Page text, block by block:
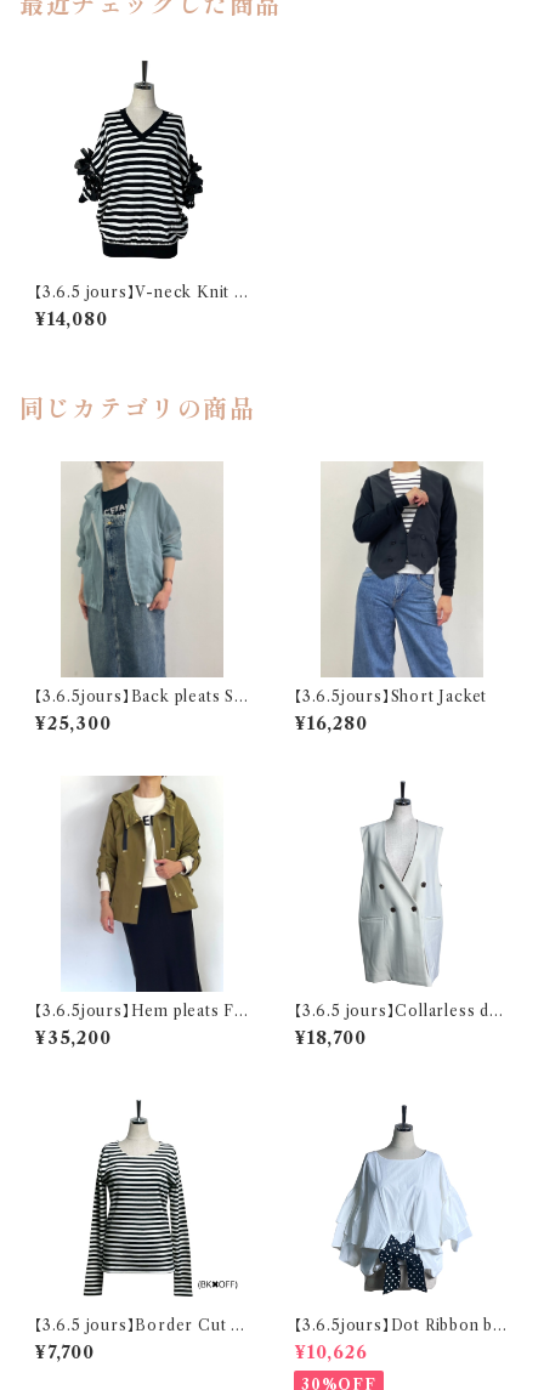
最近チェックした商品
【3.6.5 jours】V-neck Knit w
ith Ribbon sleeves
¥14,080
同じカテゴリの商品
【3.6.5jours】Back pleats Sh
eer hoodie
¥25,300
【3.6.5jours】Short Jacket
¥16,280
【3.6.5jours】Hem pleats Fo
od blouson
¥35,200
【3.6.5 jours】Collarless dou
ble-button vest
¥18,700
【3.6.5 jours】Border Cut an
d Sew
¥7,700
【3.6.5jours】Dot Ribbon blo
use
¥10,626
30%OFF